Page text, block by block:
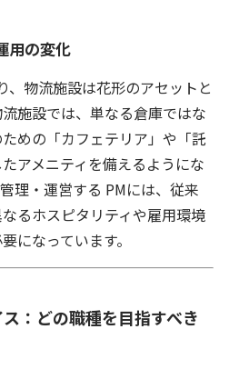
用の変化
、物流施設は花形のアセットと
施設では、単なる倉庫ではな
めの「カフェテリア」や「託
アメニティを備えるようにな
理・運営する PMには、従来
るホスピタリティや雇用環境
になっています。
：どの職種を目指すべき